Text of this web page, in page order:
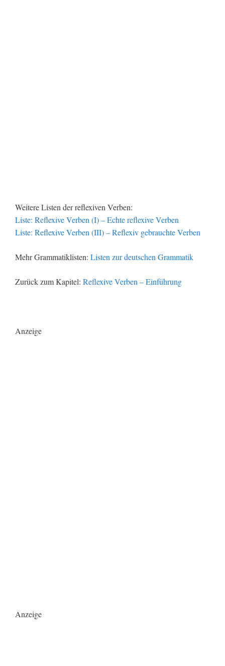
Weitere Listen der reflexiven Verben:
Liste: Reflexive Verben (I) – Echte reflexive Verben
Liste: Reflexive Verben (III) – Reflexiv gebrauchte Verben
Mehr Grammatiklisten: Listen zur deutschen Grammatik
Zurück zum Kapitel: Reflexive Verben – Einführung
Anzeige
Anzeige